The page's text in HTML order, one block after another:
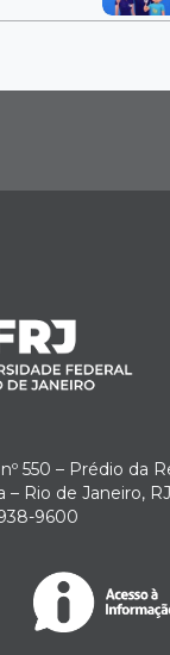
550 – Prédio da
Rio de Janeiro,
9600